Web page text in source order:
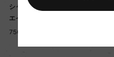
栽培面積
3ha
シャサーニュ・モンラッシェ ヴィ
エイユ・ヴィーニュ 赤
750ml, 8,900 yen